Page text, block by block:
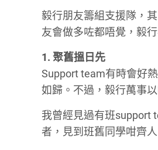
毅行朋友籌組支援隊，
友會做多咗都唔覺，毅
1. 聚舊搵日先
Support team有時會好
如歸。不過，毅行萬事
我曾經見過有班support
者，見到班舊同學咁齊